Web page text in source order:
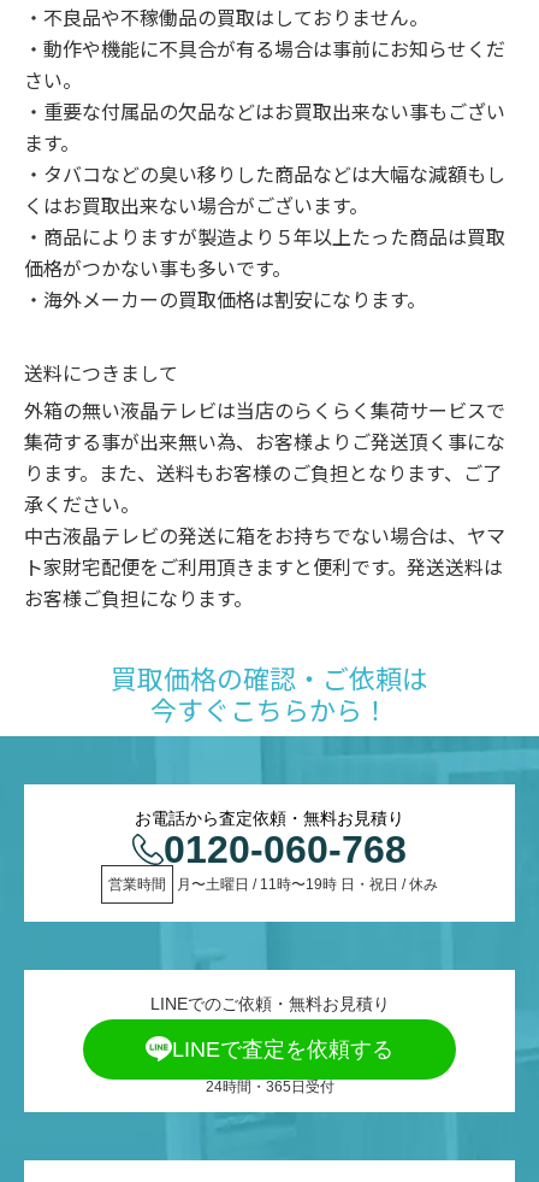
・不良品や不稼働品の買取はしておりません。
・動作や機能に不具合が有る場合は事前にお知らせくだ
さい。
・重要な付属品の欠品などはお買取出来ない事もござい
ます。
・タバコなどの臭い移りした商品などは大幅な減額もし
くはお買取出来ない場合がございます。
・商品によりますが製造より５年以上たった商品は買取
価格がつかない事も多いです。
・海外メーカーの買取価格は割安になります。
送料につきまして
外箱の無い液晶テレビは当店のらくらく集荷サービスで
集荷する事が出来無い為、お客様よりご発送頂く事にな
ります。また、送料もお客様のご負担となります、ご了
承ください。
中古液晶テレビの発送に箱をお持ちでない場合は、ヤマ
ト家財宅配便をご利用頂きますと便利です。発送送料は
お客様ご負担になります。
買取価格の確認・ご依頼は
今すぐこちらから！
お電話から査定依頼・無料お見積り
0120-060-768
営業時間 月〜土曜日 / 11時〜19時 日・祝日 / 休み
LINEでのご依頼・無料お見積り
LINEで査定を依頼する
24時間・365日受付